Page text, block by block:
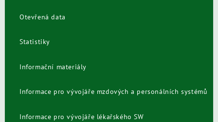
Otevřená data
Statistiky
Informační materiály
Informace pro vývojáře mzdových a personálních systémů
Informace pro vývojáře lékařského SW